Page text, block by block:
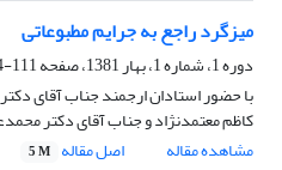
میزگرد راجع به جرایم‌ مطبوعاتی
دوره 1، شماره 1، بهار 1381، صفحه
111-154
با حضور استادان ارجمند جناب آقای
کاظم معتمدنژاد و جناب آقای دکتر
مشاهده مقاله
اصل مقاله 5 M